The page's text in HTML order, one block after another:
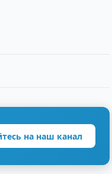
на наш канал